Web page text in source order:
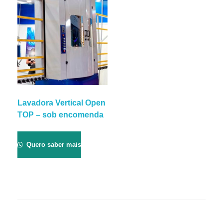
Lavadora Vertical Open
TOP – sob encomenda
Quero saber mais